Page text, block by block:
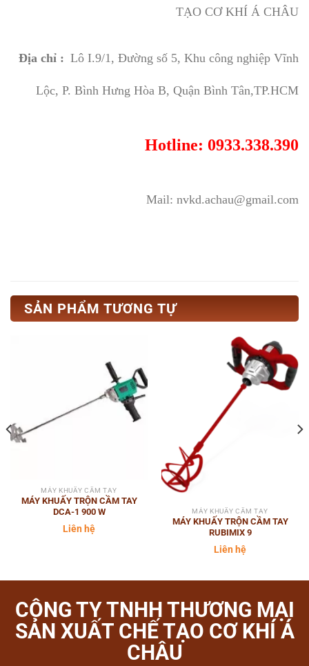
TẠO CƠ KHÍ Á CHÂU
Địa chỉ : Lô I.9/1, Đường số 5, Khu công nghiệp Vĩnh
Lộc, P. Bình Hưng Hòa B, Quận Bình Tân,TP.HCM
Hotline: 0933.338.390
Mail: nvkd.achau@gmail.com
SẢN PHẨM TƯƠNG TỰ
MÁY KHUẤY CẦM TAY
MÁY KHUẤY TRỘN CẦM TAY
DCA-1 900 W
Liên hệ
MÁY KHUẤY CẦM TAY
MÁY KHUẤY TRỘN CẦM TAY
RUBIMIX 9
Liên hệ
CÔNG TY TNHH THƯƠNG MẠI
SẢN XUẤT CHẾ TẠO CƠ KHÍ Á
CHÂU